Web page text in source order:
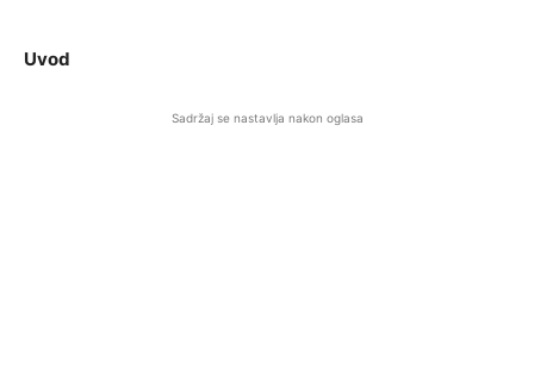
Uvod
Sadržaj se nastavlja nakon oglasa